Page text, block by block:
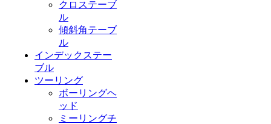
クロステーブ
ル
傾斜角テーブ
ル
インデックステー
ブル
ツーリング
ボーリングヘ
ッド
ミーリングチ